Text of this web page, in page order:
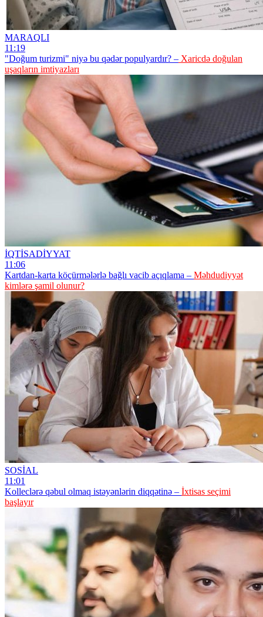
MARAQLI
11:19
"Doğum turizmi" niyə bu qədər populyardır? – Xaricdə doğulan
uşaqların imtiyazları
İQTİSADİYYAT
11:06
Kartdan-karta köçürmələrlə bağlı vacib açıqlama – Məhdudiyyət
kimlərə şamil olunur?
SOSİAL
11:01
Kolleclərə qəbul olmaq istəyənlərin diqqətinə – İxtisas seçimi
başlayır